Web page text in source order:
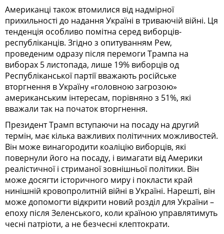
Американці також втомилися від надмірної
прихильності до надання Україні в триваючій війні. Ця
тенденція особливо помітна серед виборців-
республіканців. Згідно з опитуванням Pew,
проведеним одразу після перемоги Трампа на
виборах 5 листопада, лише 19% виборців од
Республіканської партії вважають російське
вторгнення в Україну «головною загрозою»
американським інтересам, порівняно з 51%, які
вважали так на початок вторгнення.
Президент Трамп вступаючи на посаду на другий
термін, має кілька важливих політичних можливостей.
Він може винагородити коаліцію виборців, які
повернули його на посаду, і вимагати від Америки
реалістичної і стриманої зовнішньої політики. Він
може досягти історичного миру і покласти край
нинішній кровопролитній війні в Україні. Нарешті, він
може допомогти відкрити новий розділ для України –
епоху після Зеленського, коли країною управлятимуть
чесні патріоти, а не безчесні клептократи.